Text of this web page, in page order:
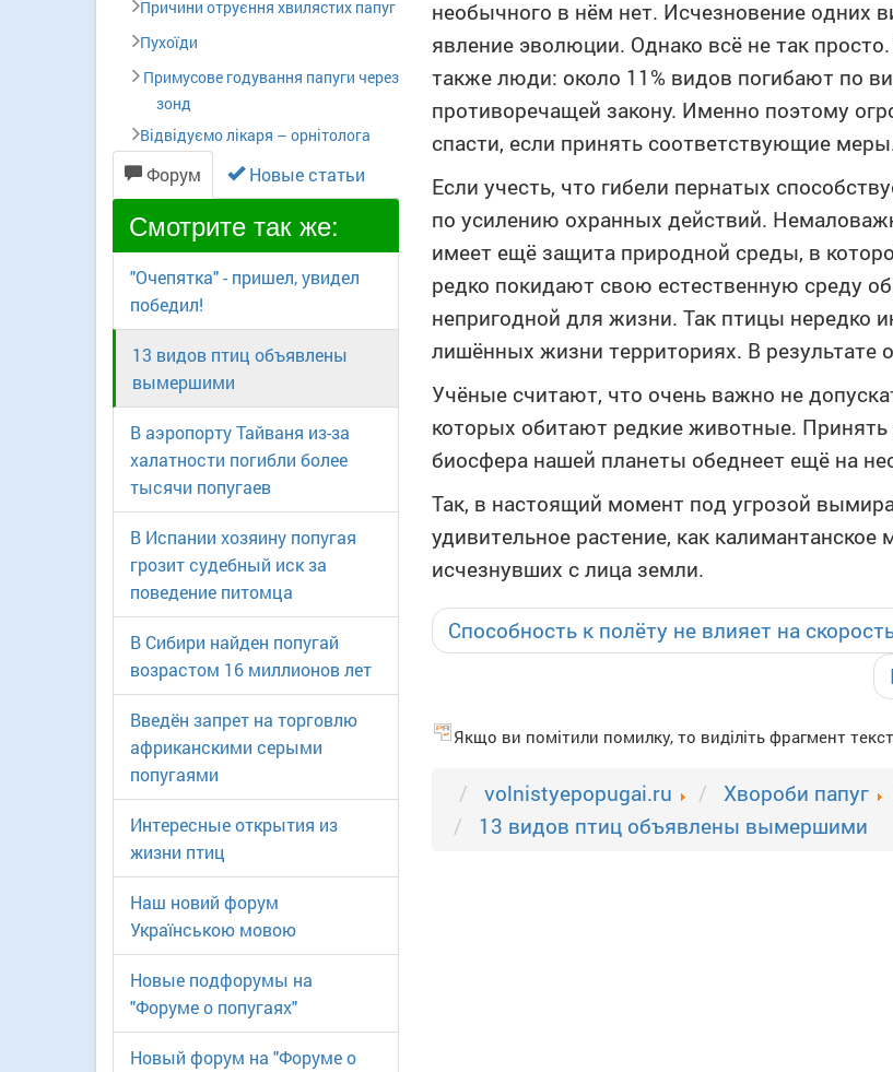
Причини отруєння хвилястих папуг
Пухоїди
Примусове годування папуги через
зонд
Відвідуємо лікаря – орнітолога
Форум Новые статьи
Смотрите так же:
"Очепятка" - пришел, увидел
победил!
13 видов птиц объявлены
вымершими
В аэропорту Тайваня из-за
халатности погибли более
тысячи попугаев
В Испании хозяину попугая
грозит судебный иск за
поведение питомца
В Сибири найден попугай
возрастом 16 миллионов лет
Введён запрет на торговлю
африканскими серыми
попугаями
Интересные открытия из
жизни птиц
Наш новий форум
Українською мовою
Новые подфорумы на
"Форуме о попугаях"
Новый форум на "Форуме о
необычного в нём нет. Исчезновение одних
явление эволюции. Однако всё не так
также люди: около 11% видов погибают по
противоречащей закону. Именно поэтому
спасти, если принять соответствующие
Если учесть, что гибели пернатых
по усилению охранных действий.
имеет ещё защита природной среды, в
редко покидают свою естественную среду
непригодной для жизни. Так птицы нередко
лишённых жизни территориях. В результате
Учёные считают, что очень важно не
которых обитают редкие животные.
биосфера нашей планеты обеднеет ещё на
Так, в настоящий момент под угрозой
удивительное растение, как калимантанское
исчезнувших c лица земли.
Способность к полёту не влияет на
Якщо ви помітили помилку, то виділіть фрагмент
volnistyepopugai.ru Xвороби папуг
13 видов птиц объявлены вымершими